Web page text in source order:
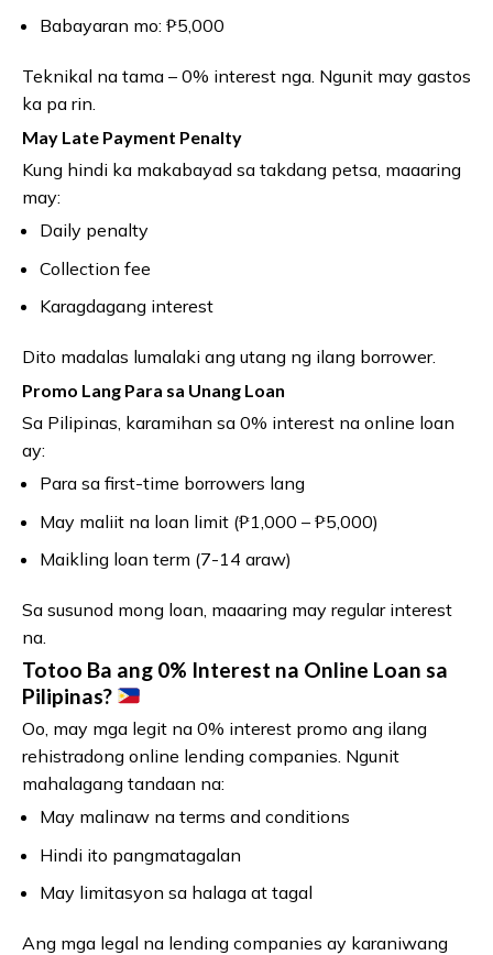
Babayaran mo: ₱5,000
Teknikal na tama – 0% interest nga. Ngunit may gastos
ka pa rin.
May Late Payment Penalty
Kung hindi ka makabayad sa takdang petsa, maaaring
may:
Daily penalty
Collection fee
Karagdagang interest
Dito madalas lumalaki ang utang ng ilang borrower.
Promo Lang Para sa Unang Loan
Sa Pilipinas, karamihan sa 0% interest na online loan
ay:
Para sa first-time borrowers lang
May maliit na loan limit (₱1,000 – ₱5,000)
Maikling loan term (7-14 araw)
Sa susunod mong loan, maaaring may regular interest
na.
Totoo Ba ang 0% Interest na Online Loan sa
Pilipinas?
Oo, may mga legit na 0% interest promo ang ilang
rehistradong online lending companies. Ngunit
mahalagang tandaan na:
May malinaw na terms and conditions
Hindi ito pangmatagalan
May limitasyon sa halaga at tagal
Ang mga legal na lending companies ay karaniwang